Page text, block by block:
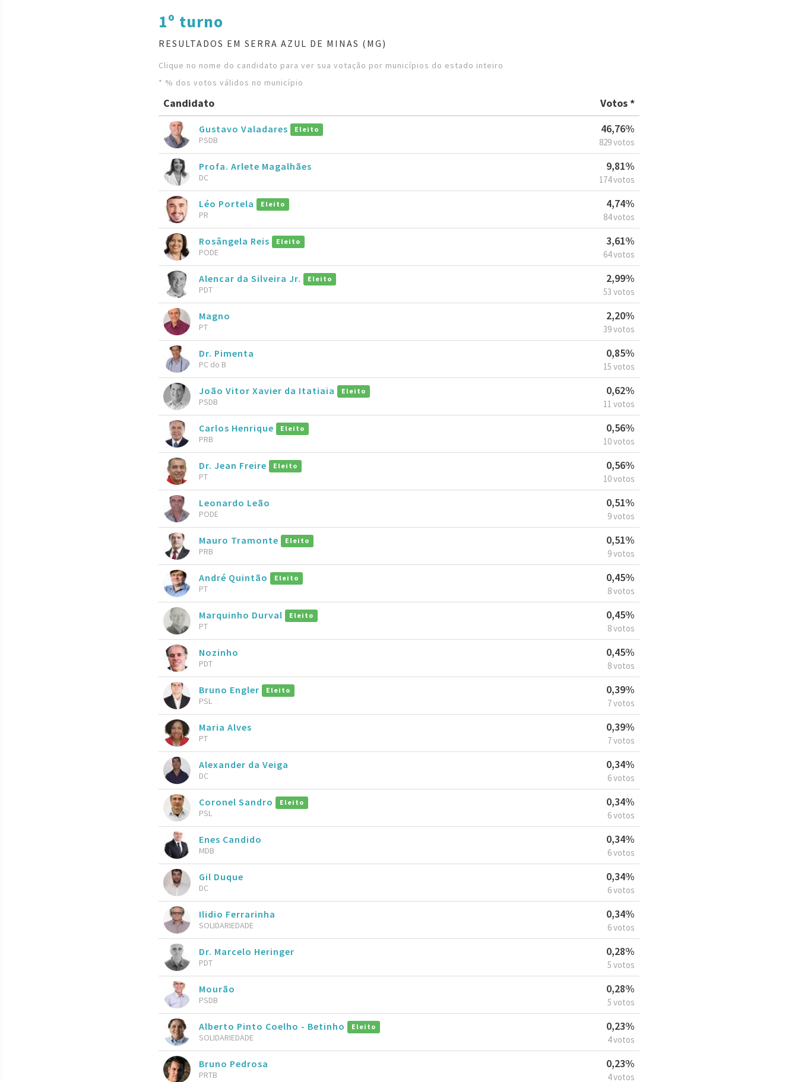
1º turno
RESULTADOS EM SERRA AZUL DE MINAS (MG)
Clique no nome do candidato para ver sua votação por municípios do estado inteiro
* % dos votos válidos no município
Candidato Votos *
Gustavo Valadares Eleito
PSDB
46,76%
829 votos
Profa. Arlete Magalhães
DC
9,81%
174 votos
Léo Portela Eleito
PR
4,74%
84 votos
Rosângela Reis Eleito
PODE
3,61%
64 votos
Alencar da Silveira Jr. Eleito
PDT
2,99%
53 votos
Magno
PT
2,20%
39 votos
Dr. Pimenta
PC do B
0,85%
15 votos
João Vitor Xavier da Itatiaia Eleito
PSDB
0,62%
11 votos
Carlos Henrique Eleito
PRB
0,56%
10 votos
Dr. Jean Freire Eleito
PT
0,56%
10 votos
Leonardo Leão
PODE
0,51%
9 votos
Mauro Tramonte Eleito
PRB
0,51%
9 votos
André Quintão Eleito
PT
0,45%
8 votos
Marquinho Durval Eleito
PT
0,45%
8 votos
Nozinho
PDT
0,45%
8 votos
Bruno Engler Eleito
PSL
0,39%
7 votos
Maria Alves
PT
0,39%
7 votos
Alexander da Veiga
DC
0,34%
6 votos
Coronel Sandro Eleito
PSL
0,34%
6 votos
Enes Candido
MDB
0,34%
6 votos
Gil Duque
DC
0,34%
6 votos
Ilidio Ferrarinha
SOLIDARIEDADE
0,34%
6 votos
Dr. Marcelo Heringer
PDT
0,28%
5 votos
Mourão
PSDB
0,28%
5 votos
Alberto Pinto Coelho - Betinho Eleito
SOLIDARIEDADE
0,23%
4 votos
Bruno Pedrosa
PRTB
0,23%
4 votos